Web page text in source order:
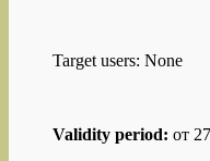
Target users: None
Validity period: от